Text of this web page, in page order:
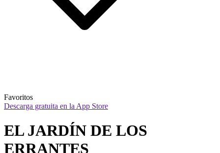
Favoritos
Descarga gratuita en la App Store
EL JARDÍN DE LOS
ERRANTES